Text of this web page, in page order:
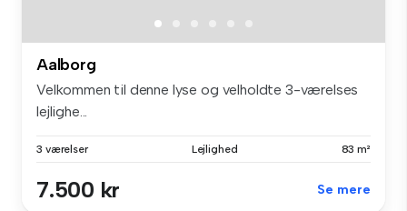
Aalborg
Velkommen til denne lyse og velholdte 3-værelses
lejlighe...
3 værelser Lejlighed 83 m²
7.500 kr Se mere